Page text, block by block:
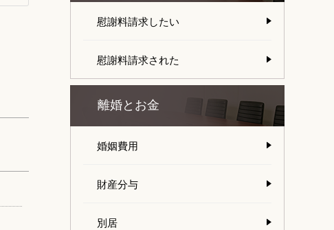
慰謝料請求したい
慰謝料請求された
離婚とお金
婚姻費用
財産分与
別居